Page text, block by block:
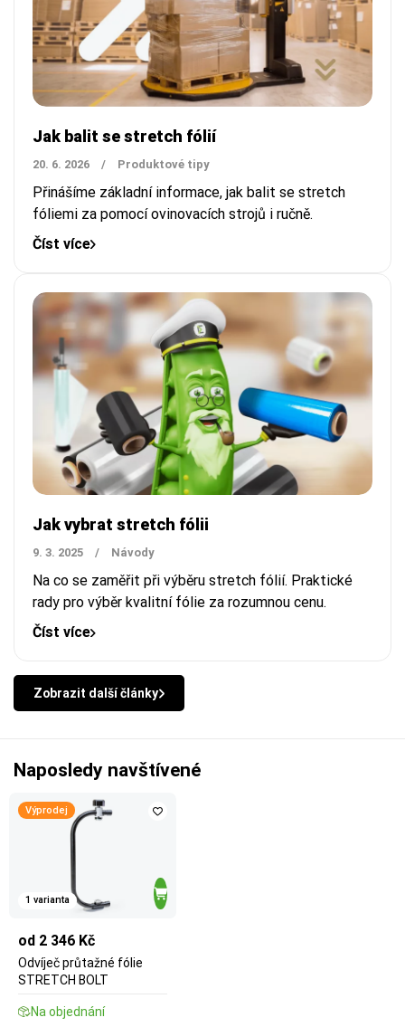
Jak balit se stretch fólií
20. 6. 2026 / Produktové tipy
Přinášíme základní informace, jak balit se stretch
fóliemi za pomocí ovinovacích strojů i ručně.
Číst více
Jak vybrat stretch fólii
9. 3. 2025 / Návody
Na co se zaměřit při výběru stretch fólií. Praktické
rady pro výběr kvalitní fólie za rozumnou cenu.
Číst více
Zobrazit další články
Naposledy navštívené
Výprodej
1 varianta
od 2 346 Kč
Odvíječ průtažné fólie
STRETCH BOLT
Na objednání